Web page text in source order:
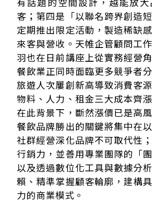
客；第四是「以聯名跨界創造
定期推出限定活動，製造稀缺
來客與營收。天帷企管顧問工
羽也在日前講座上從實務經營
餐飲業正同時面臨更多競爭者
旅遊人次屢創新高導致消費客
物料、人力、租金三大成本齊
在此背景下，斷然漲價已是高
餐飲品牌勝出的關鍵將集中在
社群經營深化品牌不可取代性
行銷力，並善用專業團隊的「
以及透過數位化工具與數據分
賴、精準掌握顧客輪廓，建構
力的商業模式。